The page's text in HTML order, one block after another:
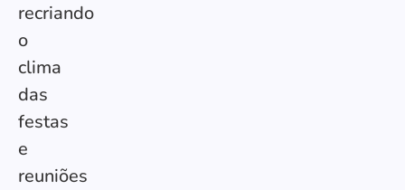
recriando
o
clima
das
festas
e
reuniões